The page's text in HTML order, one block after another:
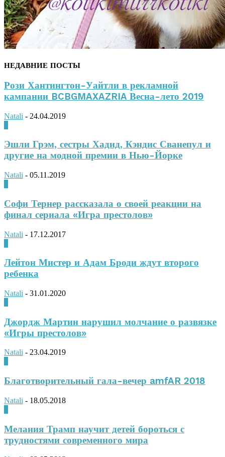
НЕДАВНИЕ ПОСТЫ
Рози Хантингтон-Уайтли в рекламной
кампании BCBGMAXAZRIA Весна-лето 2019
Natali - 24.04.2019
Эшли Грэм, сестры Хадид, Кэндис Сванепул и
другие на модной премии в Нью-Йорке
Natali - 05.11.2019
Софи Тернер рассказала о своей реакции на
финал сериала «Игра престолов»
Natali - 17.12.2017
Лейтон Мистер и Адам Броди ждут второго
ребенка
Natali - 31.01.2020
Джордж Мартин нарушил молчание о развязке
«Игры престолов»
Natali - 23.04.2019
Благотворительный гала-вечер amfAR 2018
Natali - 18.05.2018
Мелания Трамп научит детей бороться с
трудностями современного мира